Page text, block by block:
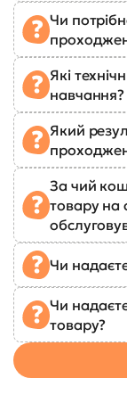
Чи
Які
навчання?
Який
За чий
товару на
Чи
Чи
товару?